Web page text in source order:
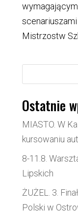
Mistrzostw
Ostatnie
MIASTO. W
kursowaniu
8-11.8.
Lipskich
ŻUŻEL. 3.
Polski w